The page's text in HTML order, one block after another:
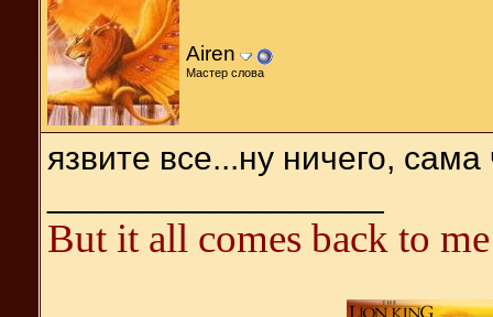
Airen
Мастер слова
язвите все...ну ничего,
But it all comes back to